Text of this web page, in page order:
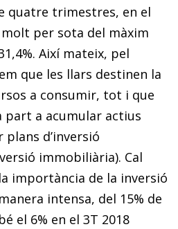
quatre trimestres, en el
molt per sota del màxim
Així mateix, pel
que les llars destinen la
a consumir, tot i que
part a acumular actius
d’inversió
immobiliària). Cal
importància de la inversió
intensa, del 15% de
el 6% en el 3T 2018